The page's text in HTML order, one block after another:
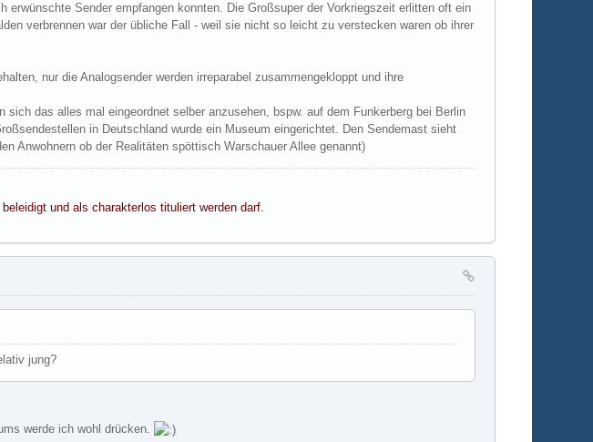
Sender empfangen konnten. Die Großsuper der Vorkriegszeit erlitten oft ein
verbrennen war der übliche Fall - weil sie nicht so leicht zu verstecken waren ob ihrer
nur die Analogsender werden irreparabel zusammengekloppt und ihre
das alles mal eingeordnet selber anzusehen, bspw. auf dem Funkerberg bei Berlin
in Deutschland wurde ein Museum eingerichtet. Den Sendemast sieht
Anwohnern ob der Realitäten spöttisch Warschauer Allee genannt)
und als charakterlos tituliert werden darf.
jung?
werde ich wohl drücken.